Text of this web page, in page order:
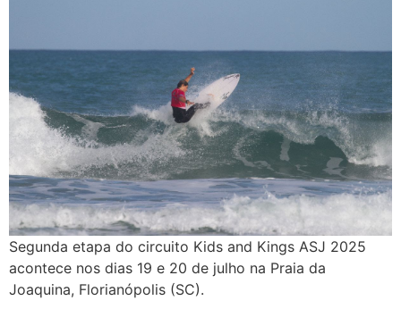
Segunda etapa do circuito Kids and Kings ASJ 2025
acontece nos dias 19 e 20 de julho na Praia da
Joaquina, Florianópolis (SC).